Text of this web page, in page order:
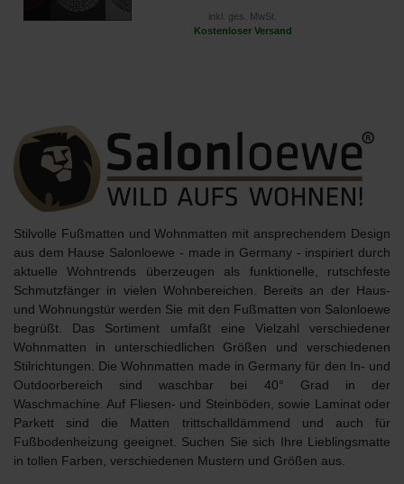
inkl. ges. MwSt.
Kostenloser Versand
Stilvolle Fußmatten und Wohnmatten mit ansprechendem Design
aus dem Hause Salonloewe - made in Germany- inspiriert durch
aktuelle Wohntrends überzeugen als funktionelle, rutschfeste
Schmutzfänger in vielen Wohnbereichen. Bereits an der Haus-
und Wohnungstür werden Sie mit den Fußmatten von Salonloewe
begrüßt. Das Sortiment umfaßt eine Vielzahl verschiedener
Wohnmatten in unterschiedlichen Größen und verschiedenen
Stilrichtungen. Die Wohnmatten made in Germany für den In- und
Outdoorbereich sindwaschbar bei 40° Grad in der
Waschmachine. Auf Fliesen- und Steinböden, sowie Laminat oder
Parkett sind die Matten trittschalldämmend und auch für
Fußbodenheizung geeignet. Suchen Sie sich Ihre Lieblingsmatte
in tollen Farben, verschiedenen Mustern und Größen aus.